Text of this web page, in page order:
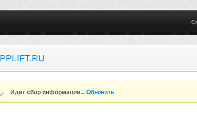
PPLIFT.RU
Идет сбор информации...Обновить